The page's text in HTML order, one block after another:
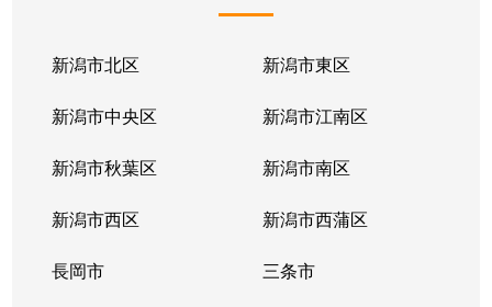
新潟市北区 新潟市東区
新潟市中央区 新潟市江南区
新潟市秋葉区 新潟市南区
新潟市西区 新潟市西蒲区
長岡市 三条市